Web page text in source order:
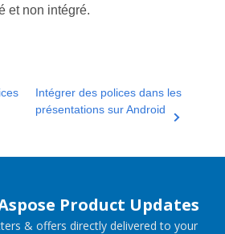
et non intégré.
Intégrer des polices dans les
présentations sur Android
Product Updates
& offers directly delivered to your